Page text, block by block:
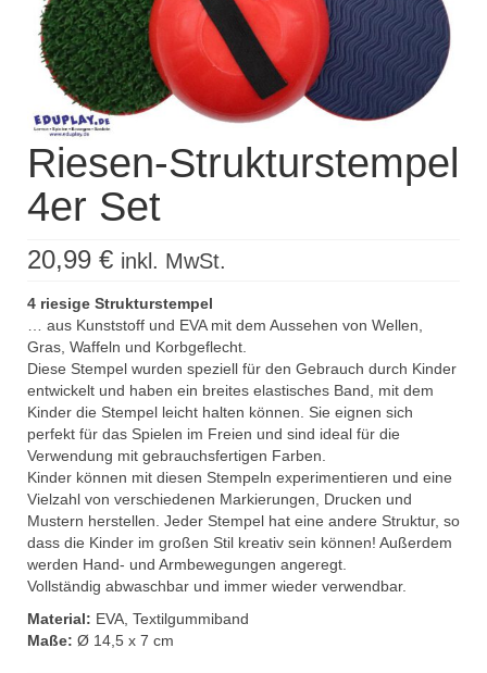
Kontakt
Log In / Mein Konto
Products
search
Riesen-Strukturstempel
4er Set
20,99 € inkl. MwSt.
4 riesige Strukturstempel
… aus Kunststoff und EVA mit dem Aussehen von Wellen,
Gras, Waffeln und Korbgeflecht.
Diese Stempel wurden speziell für den Gebrauch durch Kinder
entwickelt und haben ein breites elastisches Band, mit dem
Kinder die Stempel leicht halten können. Sie eignen sich
perfekt für das Spielen im Freien und sind ideal für die
Verwendung mit gebrauchsfertigen Farben.
Kinder können mit diesen Stempeln experimentieren und eine
Vielzahl von verschiedenen Markierungen, Drucken und
Mustern herstellen. Jeder Stempel hat eine andere Struktur, so
dass die Kinder im großen Stil kreativ sein können! Außerdem
werden Hand- und Armbewegungen angeregt.
Vollständig abwaschbar und immer wieder verwendbar.
Material: EVA, Textilgummiband
Maße: Ø 14,5 x 7 cm